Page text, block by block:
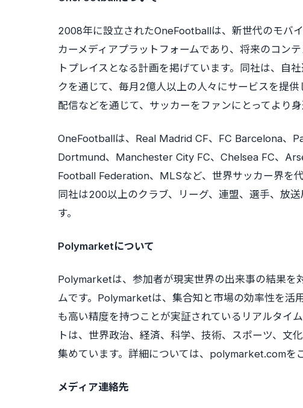
2008年に設立されたOneFootballは、新世代のモバ
カーメディアプラットフォームであり、将来のコン
トプレイスとなる計画を掲げています。同社は、自
クを通じて、毎月2億人以上の人々にサービスを提
配信などを通じて、サッカーをファンにとってより身
OneFootballは、Real Madrid CF、FC Barcelona、
Dortmund、Manchester City FC、Chelsea FC、
Football Federation、MLSなど、世界サッカー界を
同社は200以上のクラブ、リーグ、連盟、選手、放
す。
Polymarketについて
Polymarketは、参加者が現実世界の出来事の結果を
ムです。Polymarketは、集合知と市場の効率性を活
も高い精度を持つことが実証されているリアルタイ
トは、世界政治、経済、科学、技術、スポーツ、文
集めています。詳細については、polymarket.comを
メディア連絡先